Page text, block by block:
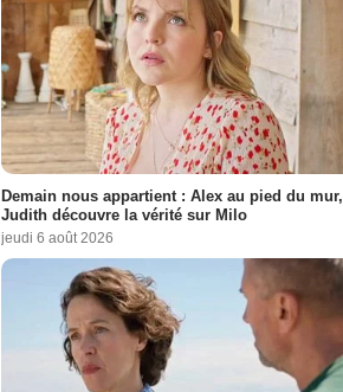
Demain nous appartient : Alex au pied du mur,
Judith découvre la vérité sur Milo
jeudi 6 août 2026